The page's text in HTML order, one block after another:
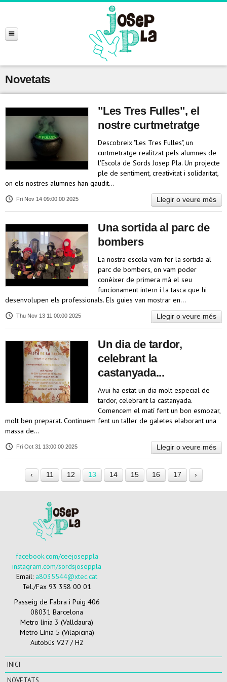
Novetats
"Les Tres Fulles", el
nostre curtmetratge
Descobreix "Les Tres Fulles", un
curtmetratge realitzat pels alumnes de
l'Escola de Sords Josep Pla. Un projecte
ple de sentiment, creativitat i solidaritat,
on els nostres alumnes han gaudit…
Fri Nov 14 09:00:00 2025 Llegir o veure més
Una sortida al parc de
bombers
La nostra escola vam fer la sortida al
parc de bombers, on vam poder
conèixer de primera mà el seu
funcionament intern i la tasca que hi
desenvolupen els professionals. Els guies van mostrar en…
Thu Nov 13 11:00:00 2025 Llegir o veure més
Un dia de tardor,
celebrant la
castanyada...
Avui ha estat un dia molt especial de
tardor, celebrant la castanyada.
Comencem el matí fent un bon esmozar,
molt ben preparat. Continuem fent un taller de galetes elaborant una
massa de…
Fri Oct 31 13:00:00 2025 Llegir o veure més
‹ 11 12 13 14 15 16 17 ›
facebook.com/ceejoseppla
instagram.com/sordsjoseppla
Email: a8035544@xtec.cat
Tel./Fax 93 358 00 01
Passeig de Fabra i Puig 406
08031 Barcelona
Metro línia 3 (Valldaura)
Metro Línia 5 (Vilapicina)
Autobús V27 / H2
INICI